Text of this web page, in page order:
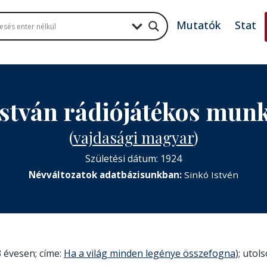
Mutatók Stat
rádiójátékos
(vajdasági magyar)
Születési dátum: 1924
Névváltozatok adatbázisunkban: Sinkó Istvén
címe: Ha a világ minden legénye összefogna);